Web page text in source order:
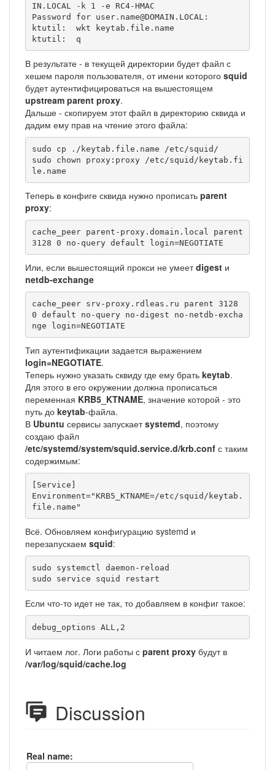
IN.LOCAL -k 1 -e RC4-HMAC
Password for user.name@DOMAIN.LOCAL:
ktutil:  wkt keytab.file.name
ktutil:  q
В результате - в текущей директории будет файл с
хешем пароля пользователя, от имени которого squid
будет аутентифицироваться на вышестоящем
upstream parent proxy.
Дальше - скопируем этот файл в директорию сквида и
дадим ему прав на чтение этого файла:
sudo cp ./keytab.file.name /etc/squid/
sudo chown proxy:proxy /etc/squid/keytab.fi
le.name
Теперь в конфиге сквида нужно прописать parent
proxy:
cache_peer parent-proxy.domain.local parent
3128 0 no-query default login=NEGOTIATE
Или, если вышестоящий прокси не умеетdigest и
netdb-exchange
cache_peer srv-proxy.rdleas.ru parent 3128
0 default no-query no-digest no-netdb-excha
nge login=NEGOTIATE
Тип аутентификации задается выражением
login=NEGOTIATE.
Теперь нужно указать сквиду где ему брать keytab.
Для этого в его окружении должна прописаться
переменная KRB5_KTNAME, значение которой - это
путь до keytab-файла.
В Ubuntu сервисы запускаетsystemd, поэтому
создаю файл
/etc/systemd/system/squid.service.d/krb.conf с таким
содержимым:
[Service]
Environment="KRB5_KTNAME=/etc/squid/keytab.
file.name"
Всё. Обновляем конфигурацию systemd и
перезапускаем squid:
sudo systemctl daemon-reload
sudo service squid restart
Если что-то идет не так, то добавляем в конфиг такое:
debug_options ALL,2
И читаем лог. Логи работы с parent proxy будут в
/var/log/squid/cache.log
Discussion
Real name: